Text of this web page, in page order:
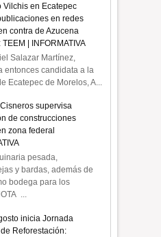
Vilchis en Ecatepec
en redes
contra de Azucena
| INFORMATIVA
Salazar Martínez,
entonces candidata a la
Ecatepec de Morelos, A...
supervisa
de construcciones
zona federal
pesada,
y bardas, además de
bodega para los
...
inicia Jornada
Reforestación: